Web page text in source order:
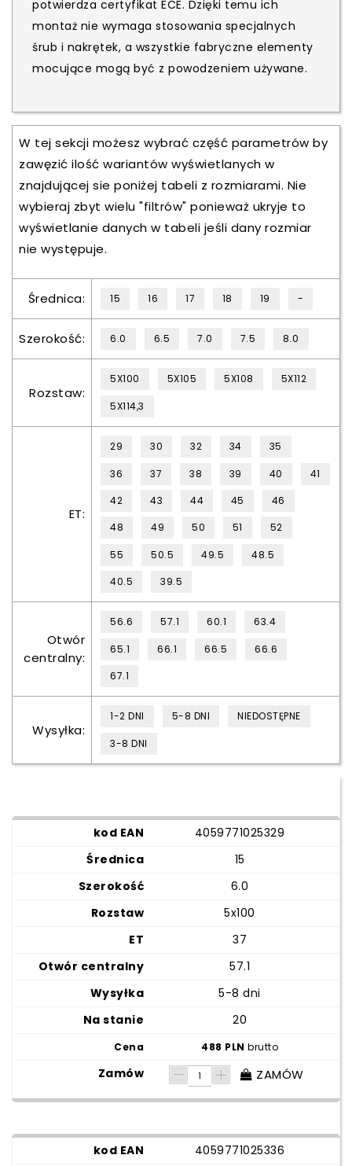
potwierdza certyfikat ECE. Dzięki temu ich
montaż nie wymaga stosowania specjalnych
śrub i nakrętek, a wszystkie fabryczne elementy
mocujące mogą być z powodzeniem używane.
W tej sekcji możesz wybrać część parametrów by
zawęzić ilość wariantów wyświetlanych w
znajdującej sie poniżej tabeli z rozmiarami. Nie
wybieraj zbyt wielu "filtrów" ponieważ ukryje to
wyświetlanie danych w tabeli jeśli dany rozmiar
nie występuje.
Średnica: 15 16 17 18 19 -
Szerokość: 6.0 6.5 7.0 7.5 8.0
Rozstaw:
5X100 5X105 5X108 5X112
5X114,3
ET:
29 30 32 34 35
36 37 38 39 40 41
42 43 44 45 46
48 49 50 51 52
55 50.5 49.5 48.5
40.5 39.5
Otwór
centralny:
56.6 57.1 60.1 63.4
65.1 66.1 66.5 66.6
67.1
Wysyłka:
1-2 DNI 5-8 DNI NIEDOSTĘPNE
3-8 DNI
4059771025329
15
6.0
5x100
37
57.1
5-8 dni
20
488 PLNbrutto
ZAMÓW
4059771025336